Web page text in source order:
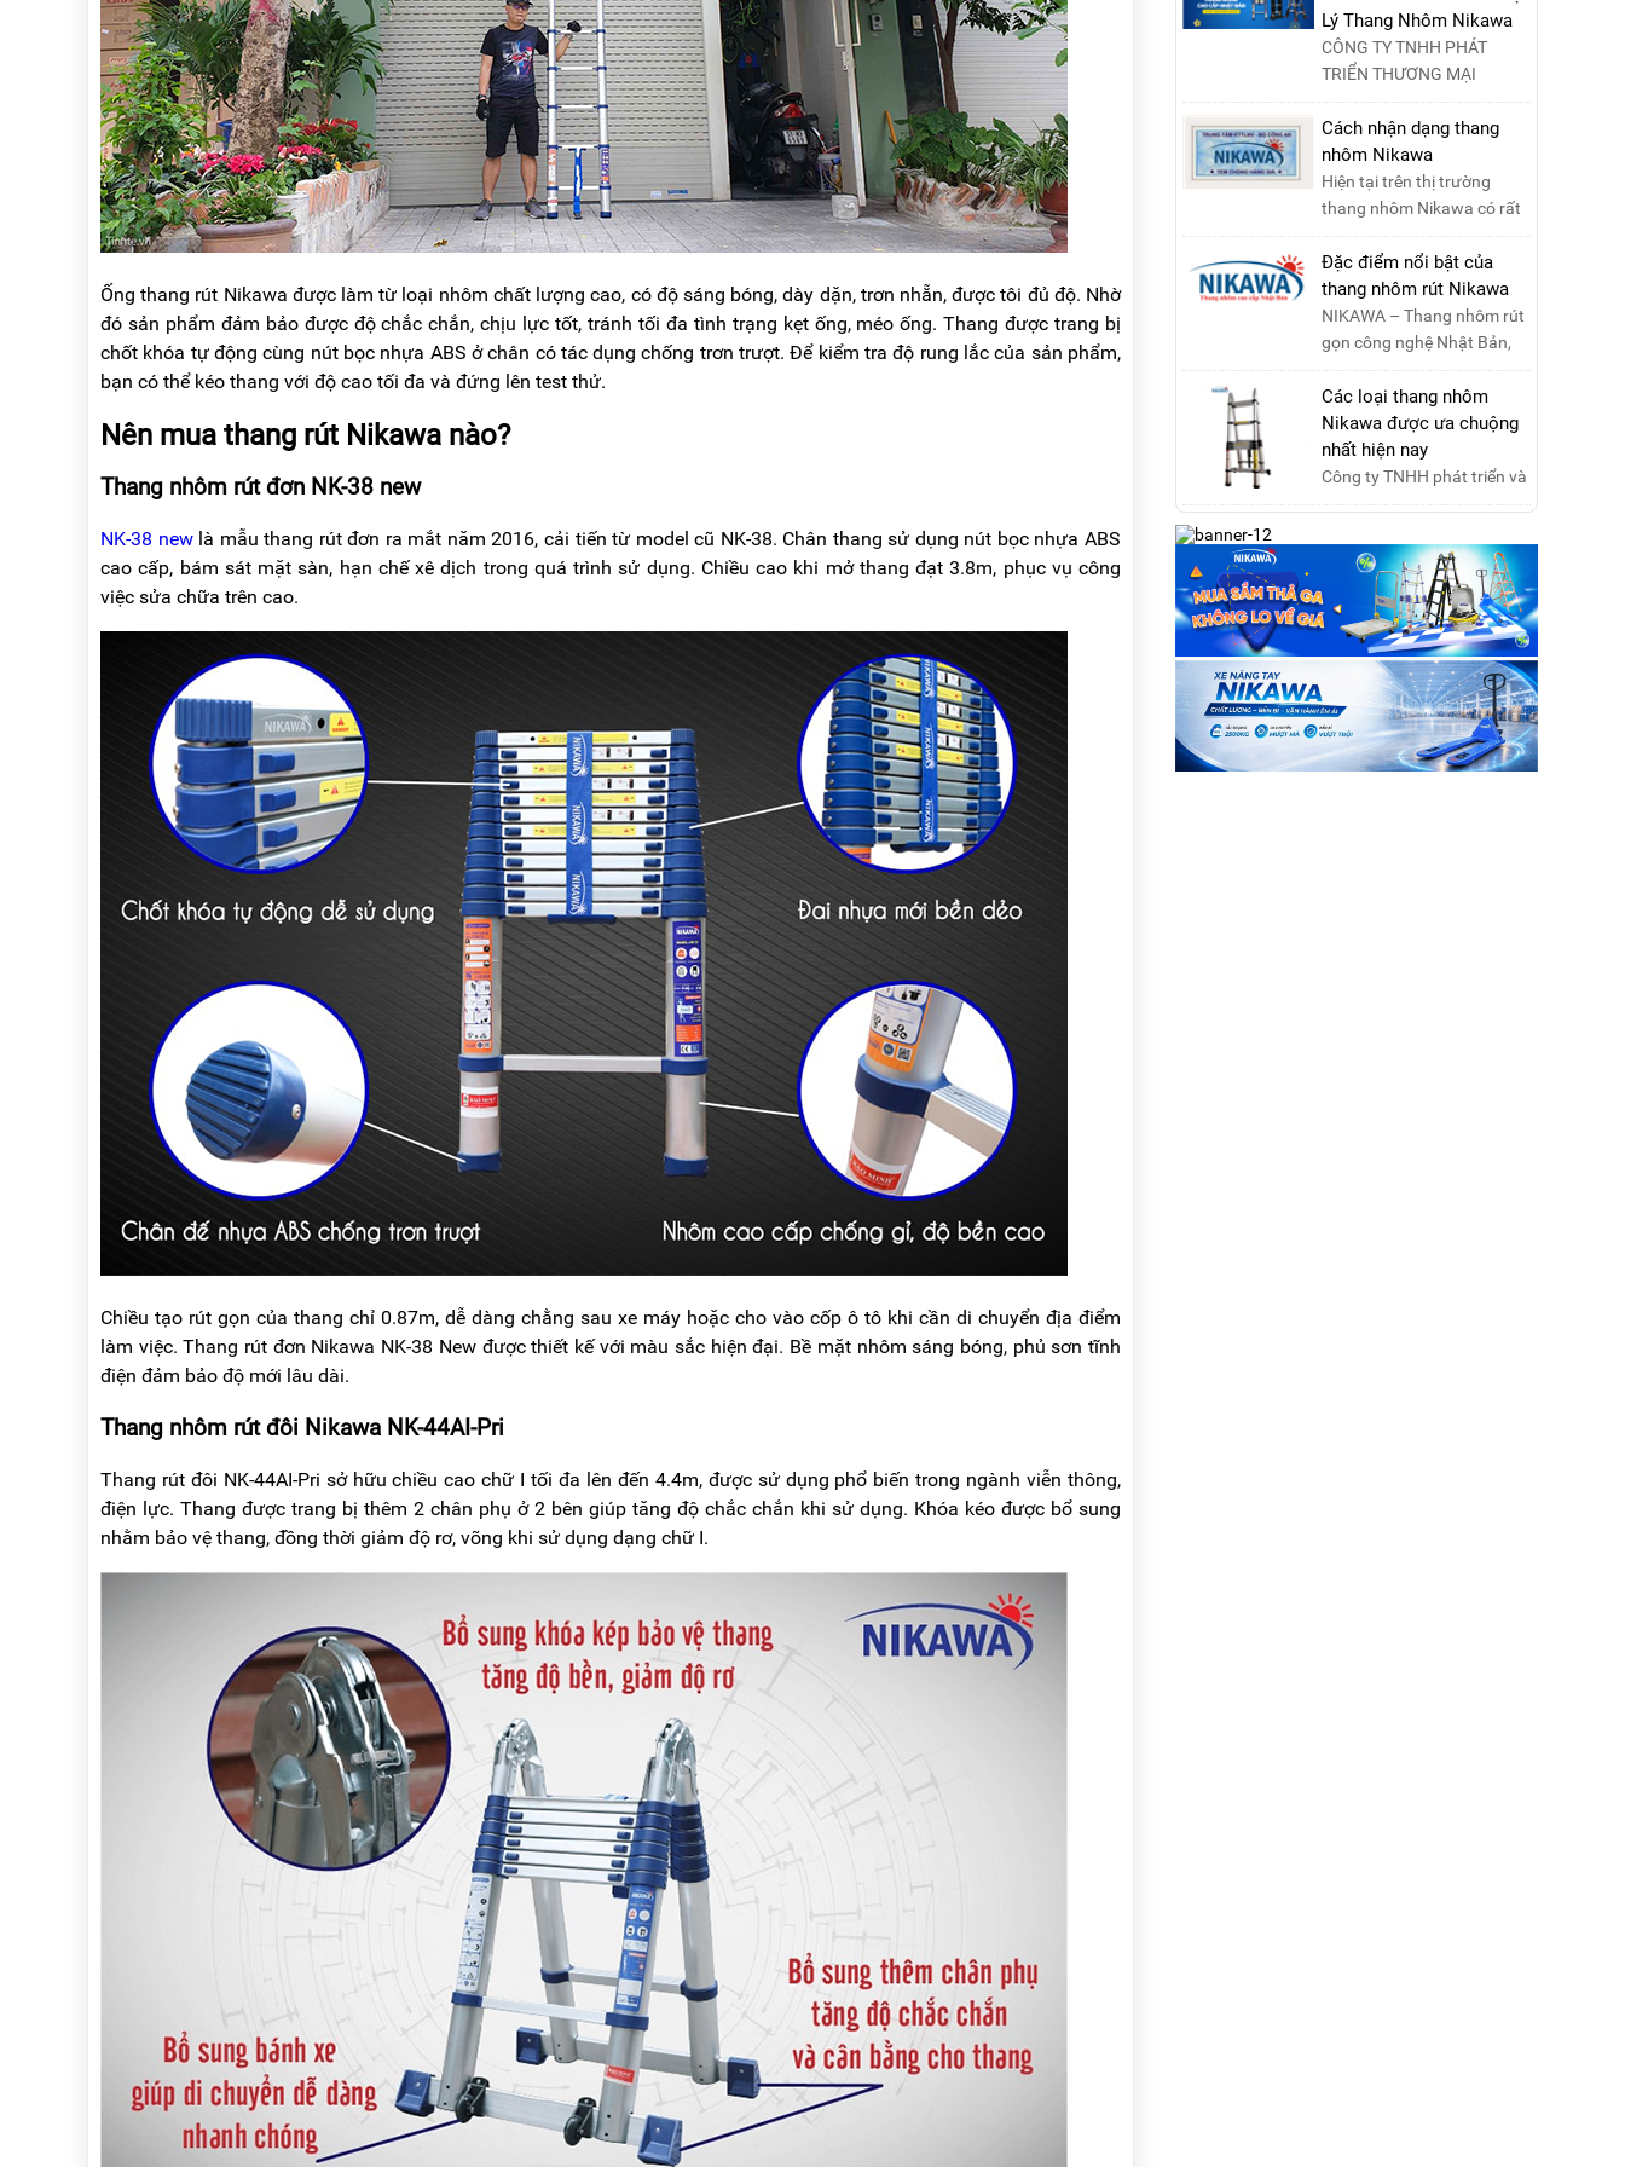
Ống thang rút Nikawa được làm từ loại nhôm chất lượng cao, có độ sáng bóng, dày dặn, trơn nhẵn, được tôi đủ độ. Nhờ
đó sản phẩm đảm bảo được độ chắc chắn, chịu lực tốt, tránh tối đa tình trạng kẹt ống, méo ống. Thang được trang bị
chốt khóa tự động cùng nút bọc nhựa ABS ở chân có tác dụng chống trơn trượt. Để kiểm tra độ rung lắc của sản phẩm,
bạn có thể kéo thang với độ cao tối đa và đứng lên test thử.
Nên mua thang rút Nikawa nào?
Thang nhôm rút đơn NK-38 new
NK-38 newlà mẫu thang rút đơn ra mắt năm 2016, cải tiến từ model cũ NK-38. Chân thang sử dụng nút bọc nhựa ABS
cao cấp, bám sát mặt sàn, hạn chế xê dịch trong quá trình sử dụng. Chiều cao khi mở thang đạt 3.8m, phục vụ công
việc sửa chữa trên cao.
Chiều tạo rút gọn của thang chỉ 0.87m, dễ dàng chằng sau xe máy hoặc cho vào cốp ô tô khi cần di chuyển địa điểm
làm việc. Thang rút đơn Nikawa NK-38 New được thiết kế với màu sắc hiện đại. Bề mặt nhôm sáng bóng, phủ sơn tĩnh
điện đảm bảo độ mới lâu dài.
Thang nhôm rút đôi Nikawa NK-44AI-Pri
Thang rút đôi NK-44AI-Pri sở hữu chiều cao chữ I tối đa lên đến 4.4m, được sử dụng phổ biến trong ngành viễn thông,
điện lực. Thang được trang bị thêm 2 chân phụ ở 2 bên giúp tăng độ chắc chắn khi sử dụng. Khóa kéo được bổ sung
nhằm bảo vệ thang, đồng thời giảm độ rơ, võng khi sử dụng dạng chữ I.
các tính năng an toàn, ....
Lý Thang Nhôm Nikawa
CÔNG TY TNHH PHÁT
TRIỂN THƯƠNG MẠI
NIKAWA VIỆT NAM –
Nikawa Miền Bắc: Số 19,
Đường Trung ....
Cách nhận dạng thang
nhôm Nikawa
Hiện tại trên thị trường
thang nhôm Nikawa có rất
nhiều loại thang kém chất
lượng, lấy thương h....
Đặc điểm nổi bật của
thang nhôm rút Nikawa
NIKAWA – Thang nhôm rút
gọn công nghệ Nhật Bản,
đạt tiêu chuẩn Châu Âu,
đảm bảo sự an toàn tuy....
Các loại thang nhôm
Nikawa được ưa chuộng
nhất hiện nay
Công ty TNHH phát triển và
thương mại Nikawa Việt
khách ! Hiện tại công t....